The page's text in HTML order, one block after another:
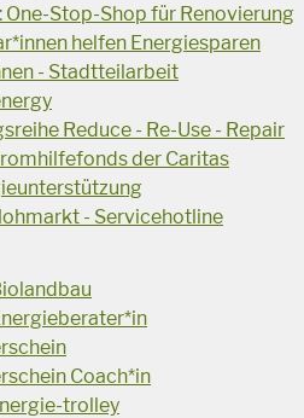
One-Stop-Shop für Renovierung
helfen Energiesparen
- Stadtteilarbeit
Reduce - Re-Use - Repair
der Caritas
- Servicehotline
Coach*in
trolley